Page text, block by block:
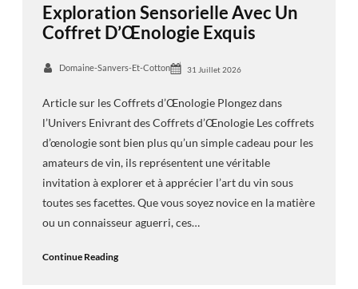
Exploration Sensorielle Avec Un
Coffret D’Œnologie Exquis
Domaine-Sanvers-Et-Cotton 31 Juillet 2026
Article sur les Coffrets d’Œnologie Plongez dans
l’Univers Enivrant des Coffrets d’Œnologie Les coffrets
d’œnologie sont bien plus qu’un simple cadeau pour les
amateurs de vin, ils représentent une véritable
invitation à explorer et à apprécier l’art du vin sous
toutes ses facettes. Que vous soyez novice en la matière
ou un connaisseur aguerri, ces…
Continue Reading